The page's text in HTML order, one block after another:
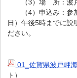
（3）場 所：波
（4）申込み：参加
日）午後5時までに説
ださい。
01_佐賀県波戸岬
ト）